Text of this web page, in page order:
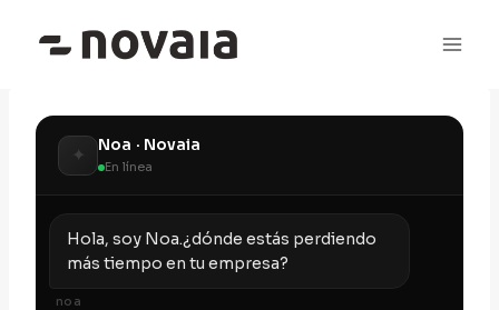
✦ Noa · Novaia
En línea
Hola, soy Noa.¿dónde estás perdiendo
más tiempo en tu empresa?
noa